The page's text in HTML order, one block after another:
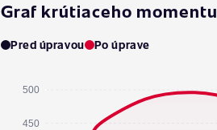
Graf krútiaceho momentu
Pred úpravou Po úprave
500
450